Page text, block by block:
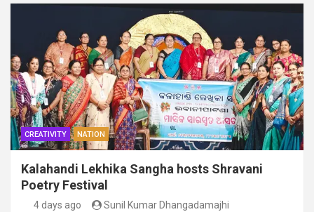
CREATIVITY NATION
Kalahandi Lekhika Sangha hosts Shravani
Poetry Festival
4 days ago Sunil Kumar Dhangadamajhi